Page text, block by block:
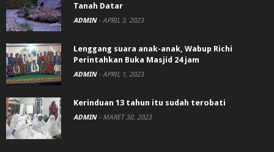
Tanah Datar
ADMIN - APRIL 3, 2023
Lenggang suara anak-anak, Wabup Richi
Perintahkan Buka Masjid 24 jam
ADMIN - APRIL 1, 2023
Kerinduan 13 tahun itu sudah terobati
ADMIN - MARET 30, 2023